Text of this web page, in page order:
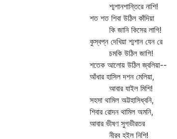
শ্মশানশান্তিরে নাশি!
শত শত শিবা উঠিল কাঁদিয়া
কি জানি কিসের লাগি!
কুস্বপ্ন দেখিয়া শ্মশান যেন রে
চমকি উঠিল জাগি!
শতেক আলোয় উঠিল জ্বলিয়া--
আঁধার হাসিল দশন মেলিয়া,
আবার যাইল মিশি!
সহসা থামিল অট্টহাসিধ্বনি,
শিবার রোদন থামিল অমনি,
আবার ভীষণ সুগভীরতর
নীরব হইল নিশি!